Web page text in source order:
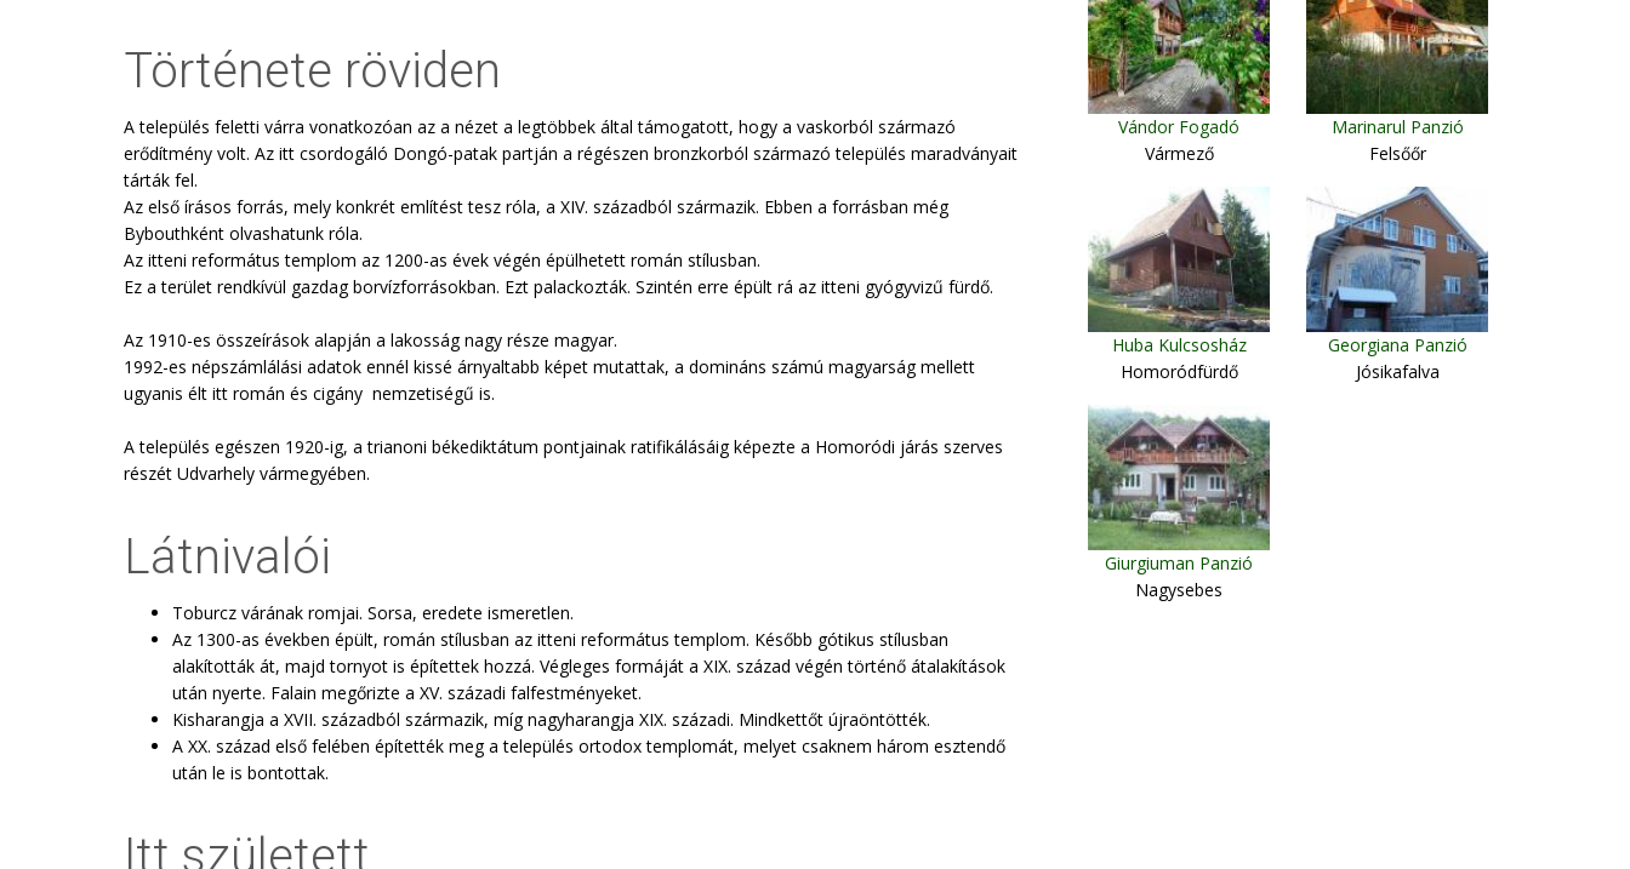
Története röviden
A település feletti várra vonatkozóan az a nézet a legtöbbek által támogatott, hogy a vaskorból származó
erődítmény volt. Az itt csordogáló Dongó-patak partján a régészen bronzkorból származó település maradványait
tárták fel.
Az első írásos forrás, mely konkrét említést tesz róla, a XIV. századból származik. Ebben a forrásban még
Bybouthként olvashatunk róla.
Az itteni református templom az 1200-as évek végén épülhetett román stílusban.
Ez a terület rendkívül gazdag borvízforrásokban. Ezt palackozták. Szintén erre épült rá az itteni gyógyvizű fürdő.
Az 1910-es összeírások alapján a lakosság nagy része magyar.
1992-es népszámlálási adatok ennél kissé árnyaltabb képet mutattak, a domináns számú magyarság mellett
ugyanis élt itt román és cigány nemzetiségű is.
A település egészen 1920-ig, a trianoni békediktátum pontjainak ratifikálásáig képezte a Homoródi járás szerves
részét Udvarhely vármegyében.
Látnivalói
Toburcz várának romjai. Sorsa, eredete ismeretlen.
Az 1300-as években épült, román stílusban az itteni református templom. Később gótikus stílusban
alakították át, majd tornyot is építettek hozzá. Végleges formáját a XIX. század végén történő átalakítások
után nyerte. Falain megőrizte a XV. századi falfestményeket.
Kisharangja a XVII. századból származik, míg nagyharangja XIX. századi. Mindkettőt újraöntötték.
A XX. század első felében építették meg a település ortodox templomát, melyet csaknem három esztendő
után le is bontottak.
Itt született. . .
Vándor Fogadó
Vármező
Marinarul Panzió
Felsőőr
Huba Kulcsosház
Homoródfürdő
Georgiana Panzió
Jósikafalva
Giurgiuman Panzió
Nagysebes